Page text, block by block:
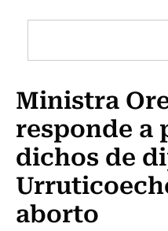
Cultura
Programas Radio y
Ministra
responde a
dichos de
aborto